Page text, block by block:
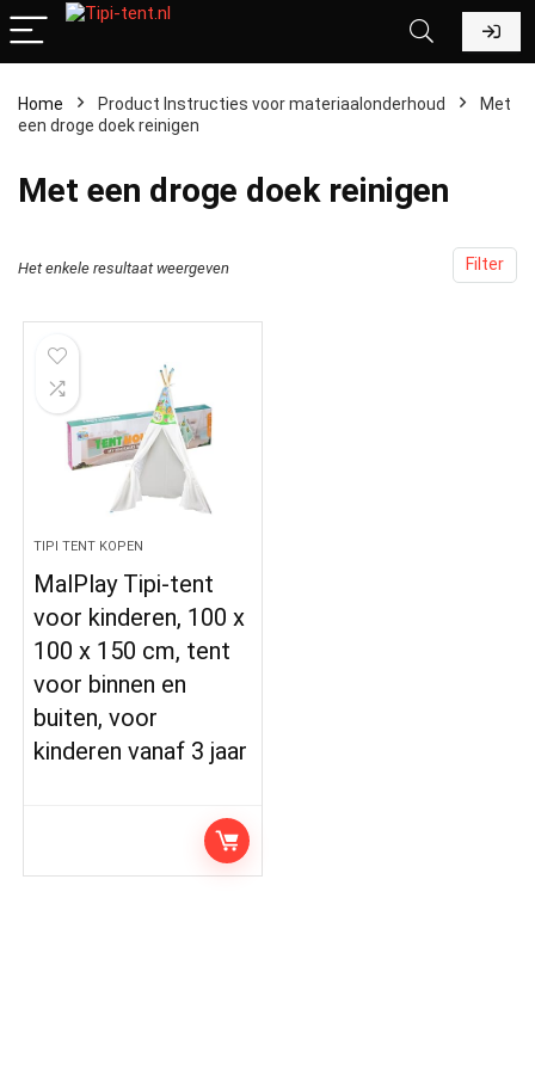
Home Product Instructies voor materiaalonderhoud
‎Met
een droge doek reinigen
‎Met een droge doek reinigen
Filter
Het enkele resultaat weergeven
TIPI TENT KOPEN
MalPlay Tipi-tent
voor kinderen, 100 x
100 x 150 cm, tent
voor binnen en
buiten, voor
kinderen vanaf 3 jaar